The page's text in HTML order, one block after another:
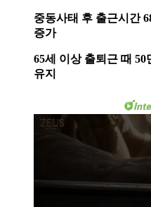
중동사태 후 출근시간
증가
65세 이상 출퇴근 때
유지